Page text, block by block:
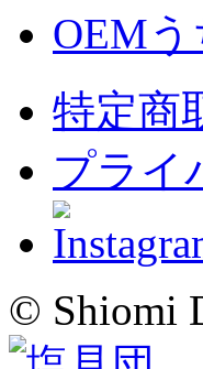
OEMう
特定商
プライ
© Shiomi